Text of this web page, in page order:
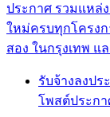
ประกาศ รวมแหล่
ใหม่ครบทุกโครง
สอง ในกรุงเทพ แ
รับจ้างลงป
โพสต์ประก